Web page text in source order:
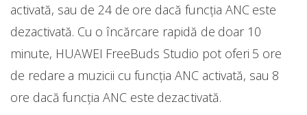
activată, sau de 24 de ore dacă funcția ANC este
dezactivată. Cu o încărcare rapidă de doar 10
minute, HUAWEI FreeBuds Studio pot oferi 5 ore
de redare a muzicii cu funcția ANC activată, sau 8
ore dacă funcția ANC este dezactivată.